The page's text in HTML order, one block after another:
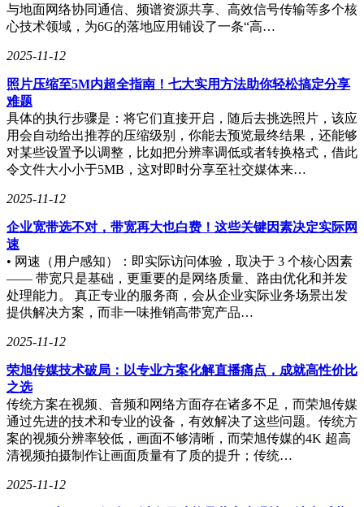
GPT-5的发布标志着OpenAI在人工智能领域取得了又一重大突
破。这一创新不仅将推动ChatGPT向更高层次发展，更将为整
个行业带来新的机遇和挑战。随着GPT-5的广泛应用，人工智
与地面网络协同通信、频谱资源共享、高效信号传输等多个核
心技术领域，为6G的落地应用铺设了一条“高…
2025-11-12
照片压缩至5M内超全指南！七大实用方法助你轻松搞定分享
难题
具体的执行步骤是：将它们直接开启，随后去挑选照片，该应
用会自动给出推荐的压缩级别，你能去预览最终结果，还能够
对某些设置予以调整，比如把分辨率调低或者转换格式，借此
令文件大小小于5MB，这对即时分享至社交媒体来…
2025-11-12
企业宽带选不对，带宽再大也白费！这些关键因素决定实际网
速
• 网速（用户感知）：即实际访问体验，取决于 3 个核心因素
—— 带宽只是基础，更重要的是网络质量、路由优化和并发
处理能力。 真正专业的服务商，会从企业实际业务场景出发
提供解决方案，而非一味推销高带宽产品…
2025-11-12
荣旭传媒技术破局：以专业方案化解直播痛点，成就高性价比
之选
传统方案在视频、音频和网络方面存在诸多不足，而荣旭传媒
通过先进的技术和专业的设备，有效解决了这些问题。传统方
案的视频分辨率较低，画面不够清晰，而荣旭传媒的4K 超高
清视频拍摄制作让画面质量有了质的提升；传统…
2025-11-12